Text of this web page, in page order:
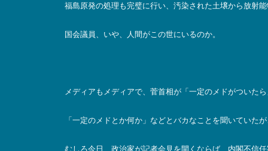
福島原発の処理も完璧に行い、汚染された土壌から放射
国会議員、いや、人間がこの世にいるのか。
メディアもメディアで、菅首相が「一定のメドがついた
「一定のメドとか何か」などとバカなことを聞いていた
むしろ今日、政治家が記者会見を開くならば、内閣不信